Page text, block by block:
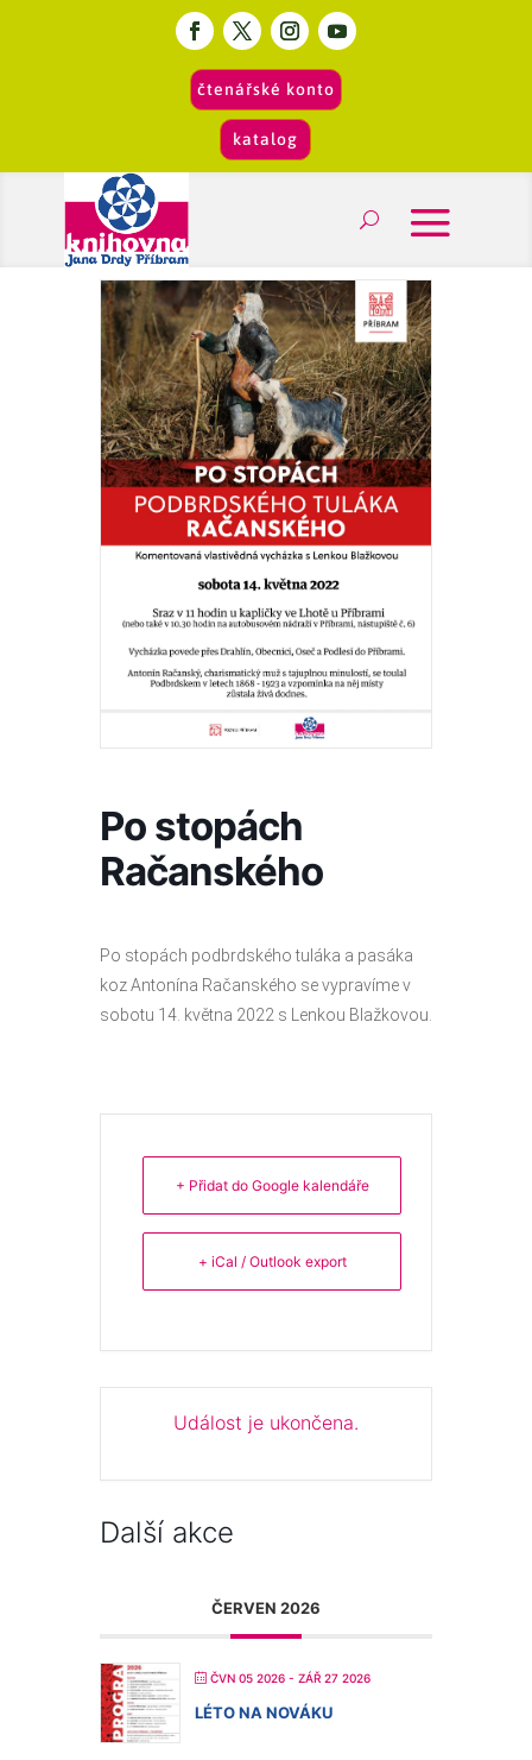
čtenářské konto
katalog
Po stopách
Račanského
Po stopách podbrdského tuláka a pasáka
koz Antonína Račanského se vypravíme v
sobotu 14. května 2022 s Lenkou Blažkovou.
+ Přidat do Google kalendáře
+ iCal / Outlook export
Událost je ukončena.
Další akce
ČERVEN 2026
ČVN 05 2026 - ZÁŘ 27 2026
LÉTO NA NOVÁKU